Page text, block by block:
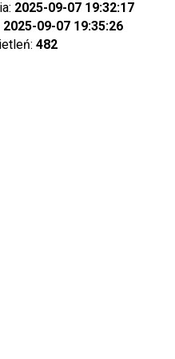
2025-09-07 19:32:17
2025-09-07 19:35:26
482